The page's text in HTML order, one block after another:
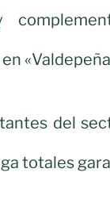
del
totales